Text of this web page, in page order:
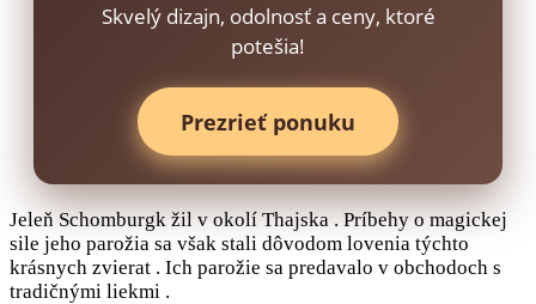
Skvelý dizajn, odolnosť a ceny, ktoré
potešia!
Prezrieť ponuku
Jeleň Schomburgk žil v okolí Thajska . Príbehy o magickej
sile jeho parožia sa však stali dôvodom lovenia týchto
krásnych zvierat . Ich parožie sa predavalo v obchodoch s
tradičnými liekmi .